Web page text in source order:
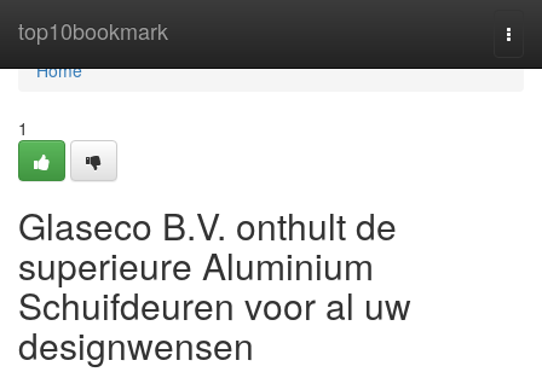
top10bookmark
Home
Home
1
Glaseco B.V. onthult de
superieure Aluminium
Schuifdeuren voor al uw
designwensen